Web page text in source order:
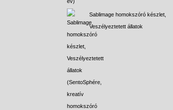
Sablimage homokszóró készlet,
Veszélyeztetett állatok